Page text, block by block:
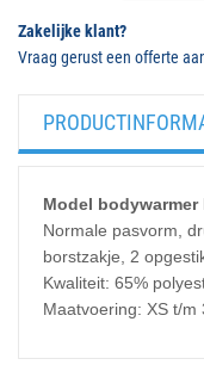
Zakelijke klant?
Vraag gerust een offerte
Model bodywarmer
Normale pasvorm,
borstzakje, 2
Kwaliteit: 65%
Maatvoering: XS t/m